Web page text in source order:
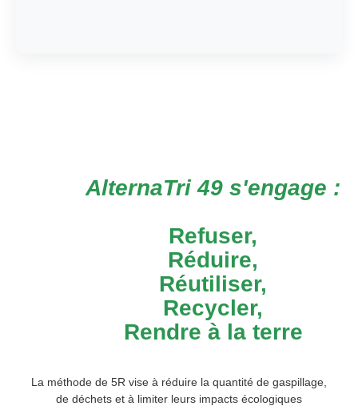
AlternaTri 49 s'engage :
Refuser,
Réduire,
Réutiliser,
Recycler,
Rendre à la terre
La méthode de 5R vise à réduire la quantité de gaspillage,
de déchets et à limiter leurs impacts écologiques